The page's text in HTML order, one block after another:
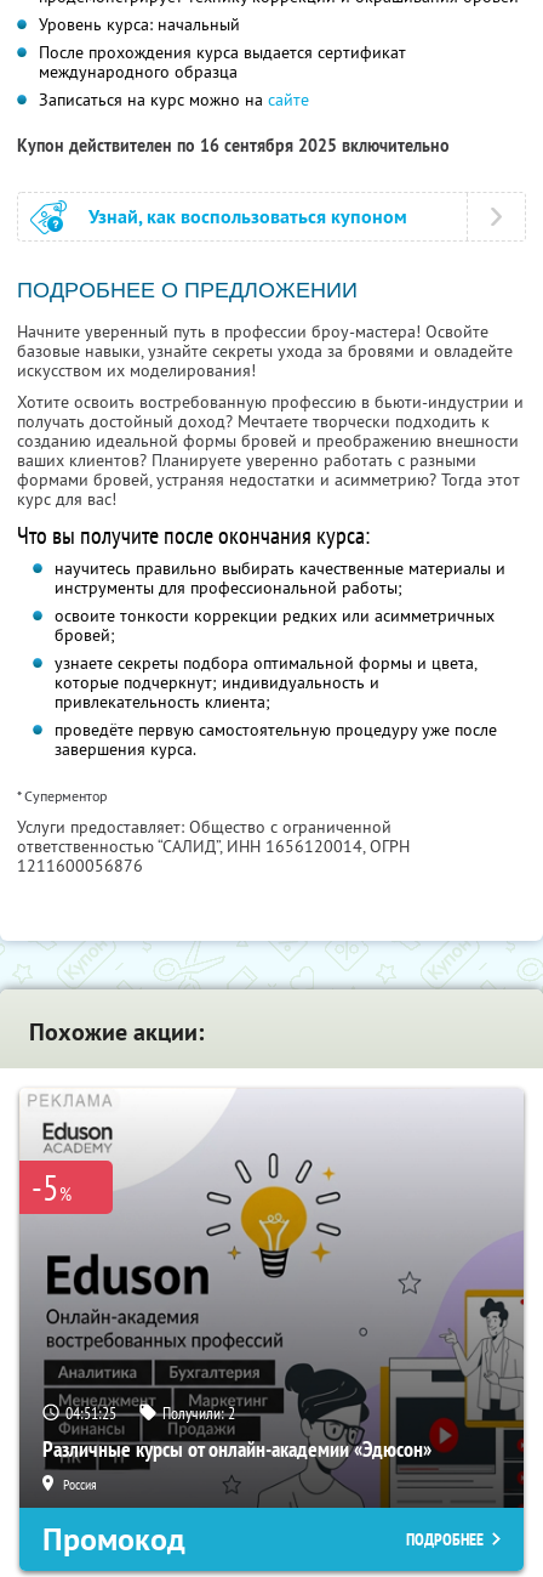
Уровень курса: начальный
После прохождения курса выдается сертификат
международного образца
Записаться на курс можно на сайте
Купон действителен по 16 сентября 2025 включительно
Узнай, как воспользоваться купоном
ПОДРОБНЕЕ О ПРЕДЛОЖЕНИИ
Начните уверенный путь в профессии броу-мастера! Освойте
базовые навыки, узнайте секреты ухода за бровями и овладейте
искусством их моделирования!
Хотите освоить востребованную профессию в бьюти-индустрии и
получать достойный доход? Мечтаете творчески подходить к
созданию идеальной формы бровей и преображению внешности
ваших клиентов? Планируете уверенно работать с разными
формами бровей, устраняя недостатки и асимметрию? Тогда этот
курс для вас!
Что вы получите после окончания курса:
научитесь правильно выбирать качественные материалы и
инструменты для профессиональной работы;
освоите тонкости коррекции редких или асимметричных
бровей;
узнаете секреты подбора оптимальной формы и цвета,
которые подчеркнут; индивидуальность и
привлекательность клиента;
проведёте первую самостоятельную процедуру уже после
завершения курса.
* Суперментор
Услуги предоставляет: Общество с ограниченной
ответственностью “САЛИД”, ИНН 1656120014, ОГРН
1211600056876
Похожие акции:
-5%
04:51:24 Получили:2
Различные курсы от онлайн-академии «Эдюсон»
Россия
Промокод ПОДРОБНЕЕ